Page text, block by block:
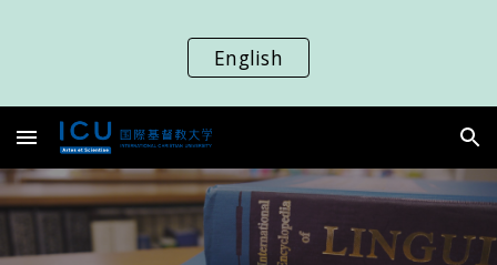
English